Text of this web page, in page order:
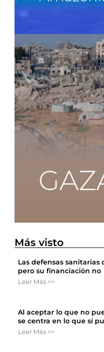
Más visto
Las defensas
pero su financiación no
Leer Más >>
Al aceptar lo que no
se centra en lo que sí
Leer Más >>